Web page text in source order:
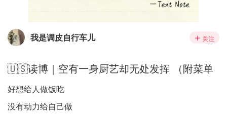
我是调皮自行车儿 关注
🇺🇸读博｜空有一身厨艺却无处发挥 （附菜单
好想给人做饭吃
没有动力给自己做